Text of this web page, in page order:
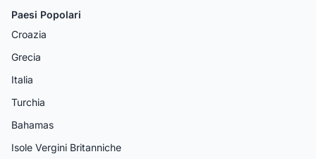
Paesi Popolari
Croazia
Grecia
Italia
Turchia
Bahamas
Isole Vergini Britanniche